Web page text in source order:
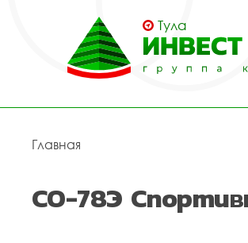
Тула
Главная
СО-78Э